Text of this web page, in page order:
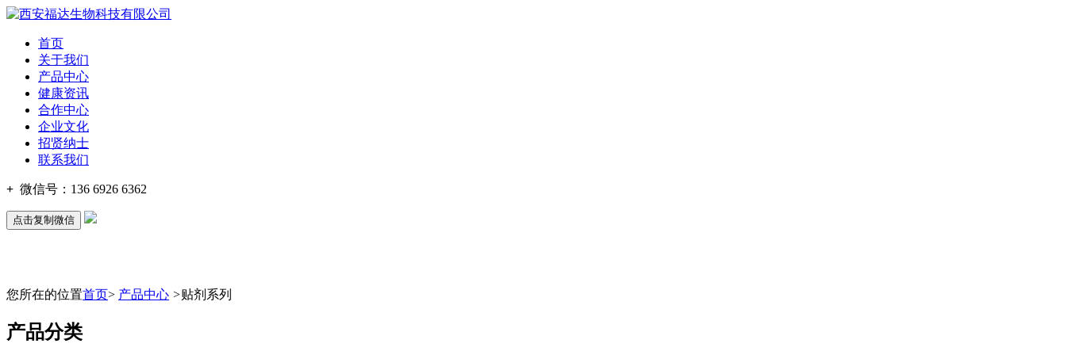
首页
关于我们
产品中心
健康资讯
合作中心
企业文化
招贤纳士
联系我们
+ 微信号： 136 6926 6362
点击复制微信
您所在的位置首页> 产品中心 >贴剂系列
产品分类